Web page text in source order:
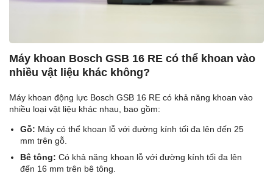
Máy khoan Bosch GSB 16 RE có thể khoan vào
nhiều vật liệu khác không?
Máy khoan động lực Bosch GSB 16 RE có khả năng khoan vào
nhiều loại vật liệu khác nhau, bao gồm:
Gỗ: Máy có thể khoan lỗ với đường kính tối đa lên đến 25
mm trên gỗ.
Bê tông: Có khả năng khoan lỗ với đường kính tối đa lên
đến 16 mm trên bê tông.